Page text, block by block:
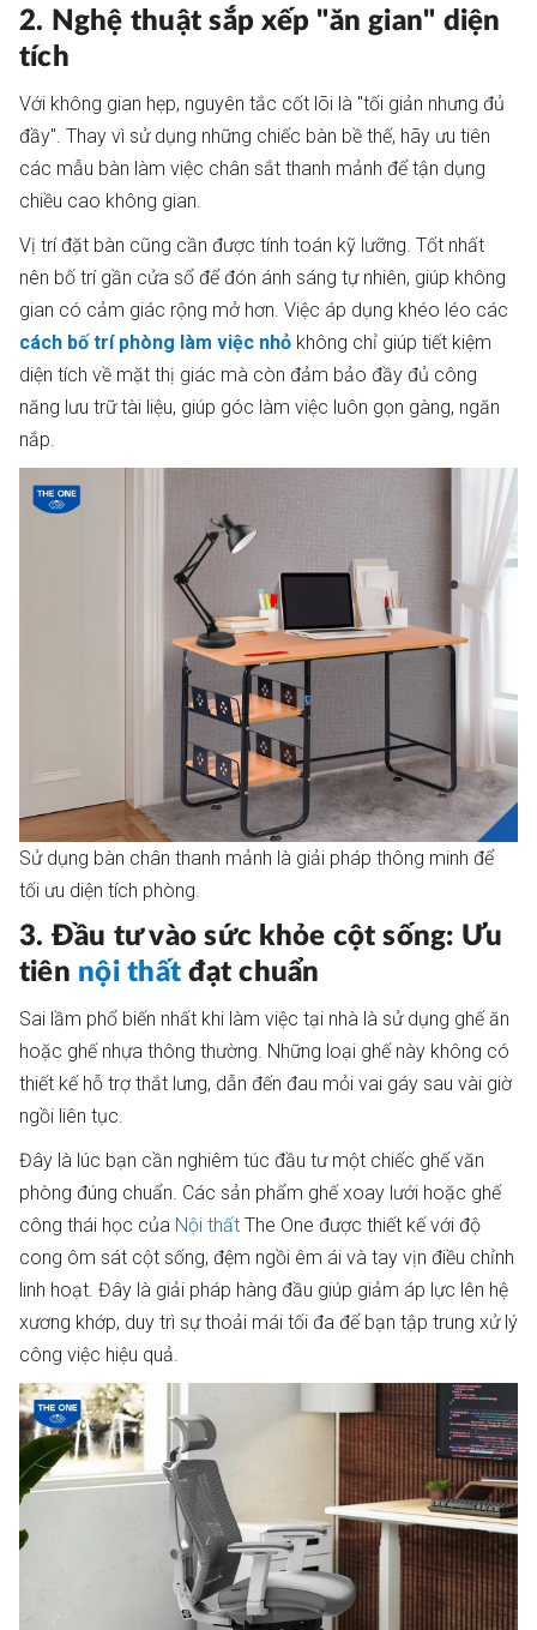
2. Nghệ thuật sắp xếp "ăn gian" diện
tích
Với không gian hẹp, nguyên tắc cốt lõi là "tối giản nhưng đủ
đầy". Thay vì sử dụng những chiếc bàn bề thế, hãy ưu tiên
các mẫu bàn làm việc chân sắt thanh mảnh để tận dụng
chiều cao không gian.
Vị trí đặt bàn cũng cần được tính toán kỹ lưỡng. Tốt nhất
nên bố trí gần cửa sổ để đón ánh sáng tự nhiên, giúp không
gian có cảm giác rộng mở hơn. Việc áp dụng khéo léo các
cách bố trí phòng làm việc nhỏ không chỉ giúp tiết kiệm
diện tích về mặt thị giác mà còn đảm bảo đầy đủ công
năng lưu trữ tài liệu, giúp góc làm việc luôn gọn gàng, ngăn
nắp.
Sử dụng bàn chân thanh mảnh là giải pháp thông minh để
tối ưu diện tích phòng.
3. Đầu tư vào sức khỏe cột sống: Ưu
tiên nội thất đạt chuẩn
Sai lầm phổ biến nhất khi làm việc tại nhà là sử dụng ghế ăn
hoặc ghế nhựa thông thường. Những loại ghế này không có
thiết kế hỗ trợ thắt lưng, dẫn đến đau mỏi vai gáy sau vài giờ
ngồi liên tục.
Đây là lúc bạn cần nghiêm túc đầu tư một chiếc ghế văn
phòng đúng chuẩn. Các sản phẩm ghế xoay lưới hoặc ghế
công thái học của Nội thất The One được thiết kế với độ
cong ôm sát cột sống, đệm ngồi êm ái và tay vịn điều chỉnh
linh hoạt. Đây là giải pháp hàng đầu giúp giảm áp lực lên hệ
xương khớp, duy trì sự thoải mái tối đa để bạn tập trung xử lý
công việc hiệu quả.